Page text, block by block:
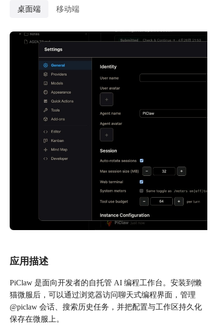
桌面端 移动端
应用描述
PiClaw 是面向开发者的自托管 AI 编程工作台。安装到懒
猫微服后，可以通过浏览器访问聊天式编程界面，管理
@piclaw 会话、搜索历史任务，并把配置与工作区持久化
保存在微服上。